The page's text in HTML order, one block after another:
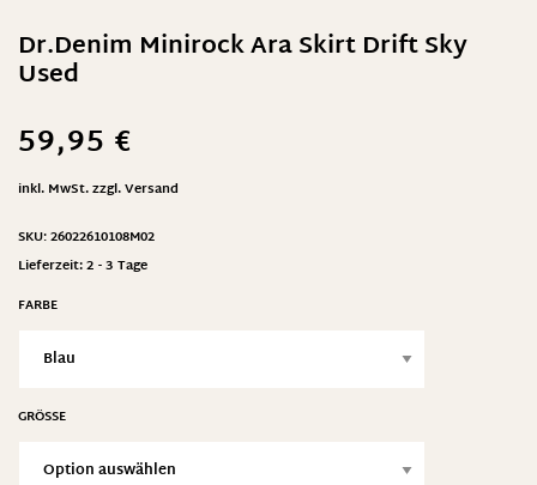
Dr.Denim Minirock Ara Skirt Drift Sky
Used
59,95 €
inkl. MwSt.zzgl.Versand
SKU:26022610108M02
Lieferzeit:2 - 3 Tage
FARBE
GRÖSSE